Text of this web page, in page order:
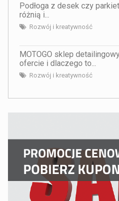
Podłoga z desek czy
różnią i...
Rozwój i kreatywność
MOTOGO sklep
ofercie i dlaczego to...
Rozwój i kreatywność